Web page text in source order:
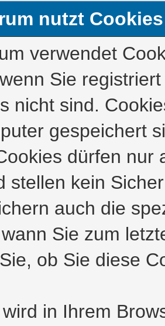
nutzt Cookies
verwendet
Sie
nicht sind.
gespeichert
dürfen nur
stellen kein
auch die
Sie zum
ob Sie diese
in Ihrem